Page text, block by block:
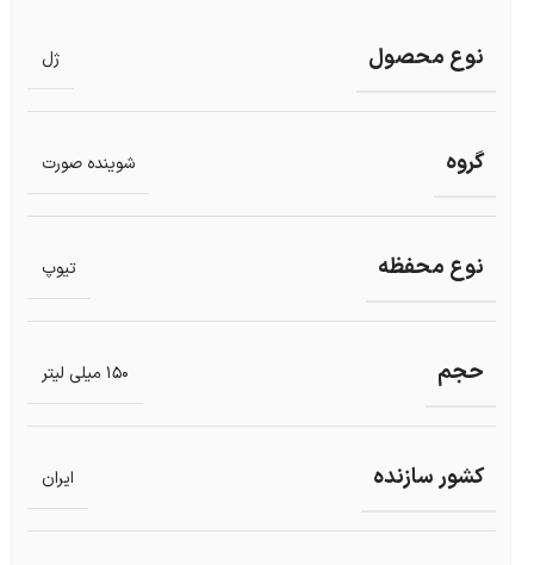
نوع محصول ژل
گروه شوینده صورت
نوع محفظه تیوپ
حجم 150 میلی لیتر
کشور سازنده ایران